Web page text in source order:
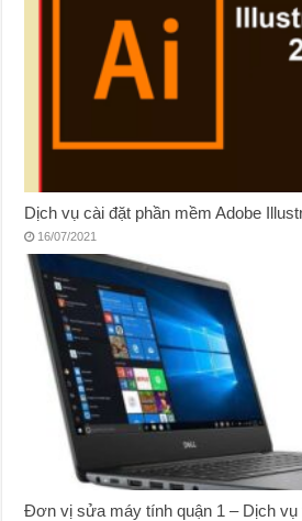
Dịch vụ cài đặt phần mềm Adobe
16/07/2021
Đơn vị sửa máy tính quận 1 – Dịch vụ